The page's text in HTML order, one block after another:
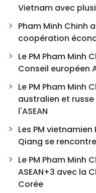
Vietnam avec
Pham Minh Chinh
coopération
Le PM Pham Minh
Conseil européen
Le PM Pham Minh
australien et
l'ASEAN
Les PM
Qiang se
Le PM Pham Minh
ASEAN+3 avec la
Corée